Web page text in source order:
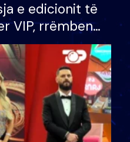
e edicionit të
VIP, rrëmben
100 mijë eurosh